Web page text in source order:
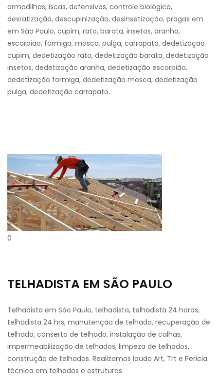
armadilhas, iscas, defensivos, controle biológico,
desratização, descupinização, desinsetização, pragas em
em São Paulo, cupim, rato, barata, insetos, aranha,
escorpião, formiga, mosca, pulga, carrapato, dedetização
cupim, dedetização rato, dedetização barata, dedetização
insetos, dedetização aranha, dedetização escorpião,
dedetização formiga, dedetização mosca, dedetização
pulga, dedetização carrapato.
0
TELHADISTA EM SÃO PAULO
Telhadista em São Paulo, telhadista, telhadista 24 horas,
telhadista 24 hrs, manutenção de telhado, recuperação de
telhado, conserto de telhado, instalação de calhas,
impermeabilização de telhados, limpeza de telhados,
construção de telhados. Realizamos laudo Art, Trt e Pericia
técnica em telhados e estruturas